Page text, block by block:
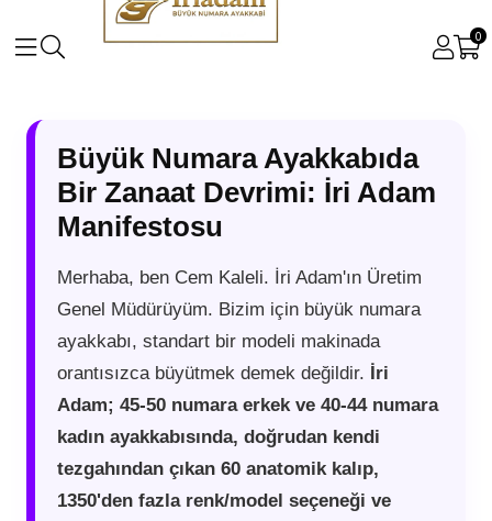
0
Büyük Numara Ayakkabıda
Bir Zanaat Devrimi: İri Adam
Manifestosu
Merhaba, ben Cem Kaleli. İri Adam'ın Üretim
Genel Müdürüyüm. Bizim için büyük numara
ayakkabı, standart bir modeli makinada
orantısızca büyütmek demek değildir. İri
Adam; 45-50 numara erkek ve 40-44 numara
kadın ayakkabısında, doğrudan kendi
tezgahından çıkan 60 anatomik kalıp,
1350'den fazla renk/model seçeneği ve